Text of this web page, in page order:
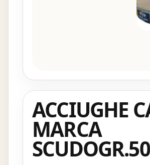
ACCIUGHE
MARCA